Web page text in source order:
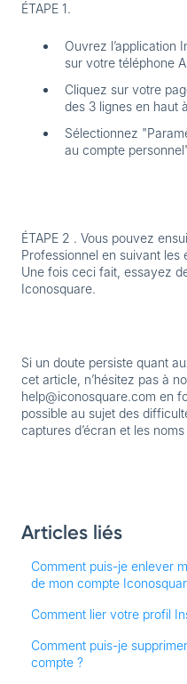
ÉTAPE 1.
Ouvrez l’application
sur votre téléphone
Cliquez sur votre
des 3 lignes en haut
Sélectionnez
au compte
ÉTAPE 2 . Vous pouvez
Professionnel en suivant les
Une fois ceci fait, essayez
Iconosquare.
Si un doute persiste quant
cet article, n’hésitez pas à
help@iconosquare.com en
possible au sujet des
captures d’écran et les
Articles liés
Comment puis-je enlever
de mon compte
Comment lier votre profil
Comment puis-je
compte ?